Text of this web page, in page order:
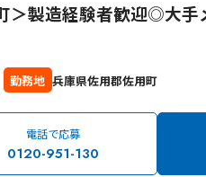
＞製造経験者歓迎◎大
勤務地 兵庫県佐用郡佐用町
電話で応募
0120-951-130